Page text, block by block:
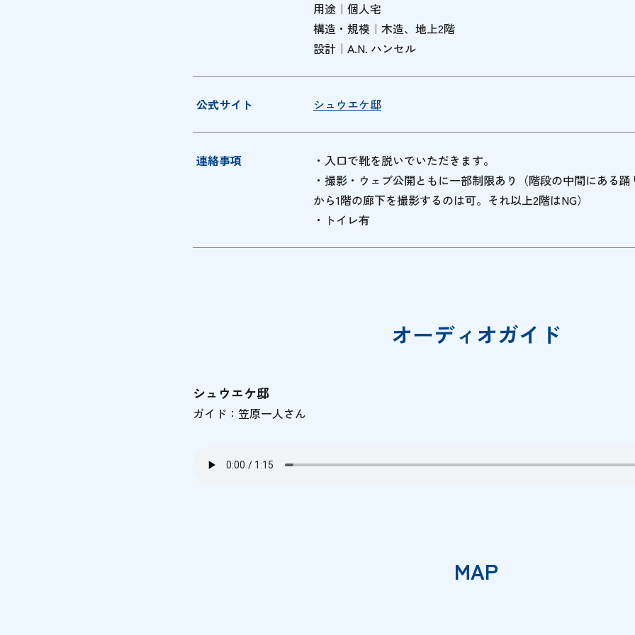
用途｜個人宅
構造・規模｜木造、地上2階
設計｜A.N. ハンセル
公式サイト シュウエケ邸
連絡事項
・入口で靴を脱いでいただきます。
・撮影・ウェブ公開ともに一部制限あり（階段の中間にある
から1階の廊下を撮影するのは可。それ以上2階はNG）
・トイレ有
オーディオガイド
シュウエケ邸
ガイド：笠原一人さん
MAP